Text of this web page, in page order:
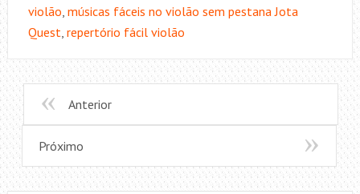
violão, músicas fáceis no violão sem pestana Jota
Quest, repertório fácil violão
Anterior
Próximo